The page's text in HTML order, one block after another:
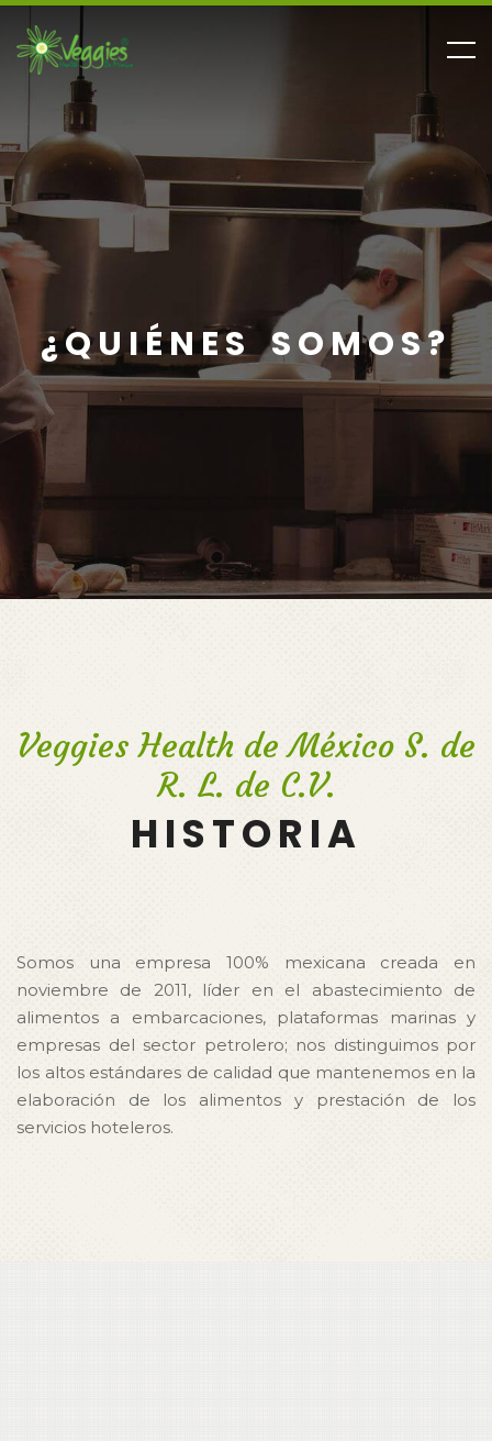
¿QUIÉNES SOMOS?
Veggies Health de México S. de
R. L. de C.V.
HISTORIA
Somos una empresa 100% mexicana creada en
noviembre de 2011, líder en el abastecimiento de
alimentos a embarcaciones, plataformas marinas y
empresas del sector petrolero; nos distinguimos por
los altos estándares de calidad que mantenemos en la
elaboración de los alimentos y prestación de los
servicios hoteleros.